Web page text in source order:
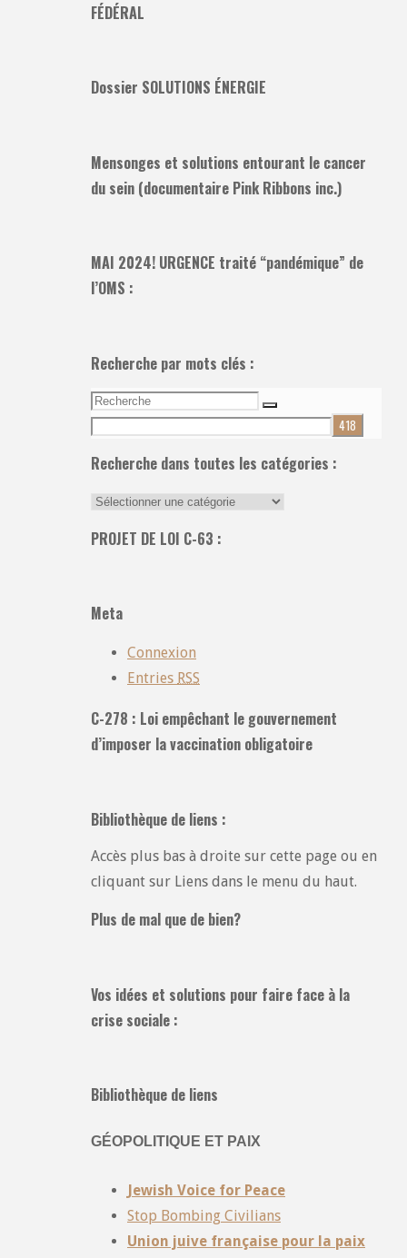
FÉDÉRAL
Dossier SOLUTIONS ÉNERGIE
Mensonges et solutions entourant le cancer
du sein (documentaire Pink Ribbons inc.)
MAI 2024! URGENCE traité “pandémique” de
l’OMS :
Recherche par mots clés :
Recherche
pour:
Recherche
Recherche dans toutes les catégories :
Recherche
toutes
PROJET DE LOI C-63 :
Meta
Connexion
Entries RSS
C-278 : Loi empêchant le gouvernement
d’imposer la vaccination obligatoire
Bibliothèque de liens :
Accès plus bas à droite sur cette page ou en
cliquant sur Liens dans le menu du haut.
Plus de mal que de bien?
Vos idées et solutions pour faire face à la
crise sociale :
Bibliothèque de liens
GÉOPOLITIQUE ET PAIX
Jewish Voice for Peace
Stop Bombing Civilians
Union juive française pour la paix